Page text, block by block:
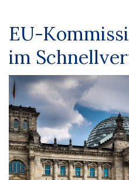
EU-
im